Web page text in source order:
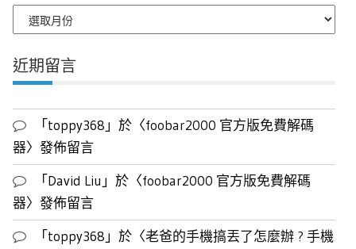
月
章
列
近期留言
「toppy368 」於〈foobar2000 官方版免費解碼
器〉發佈留言
「David Liu 」於〈foobar2000 官方版免費解碼
器〉發佈留言
「toppy368 」於〈老爸的手機搞丟了怎麼辦 ? 手機